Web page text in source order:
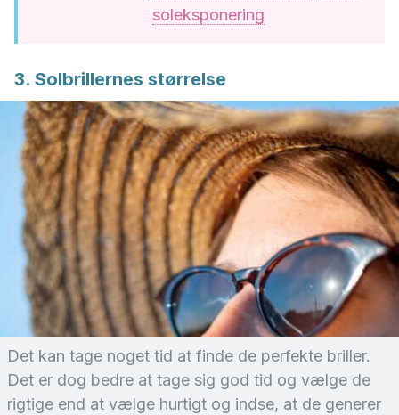
soleksponering
3. Solbrillernes størrelse
Det kan tage noget tid at finde de perfekte briller.
Det er dog bedre at tage sig god tid og vælge de
rigtige end at vælge hurtigt og indse, at de generer